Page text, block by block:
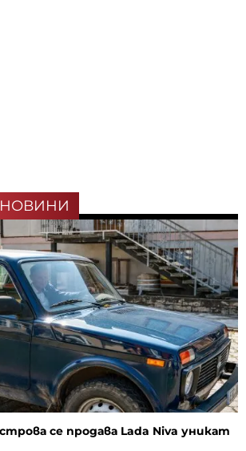
се продава Lada Niva уникат